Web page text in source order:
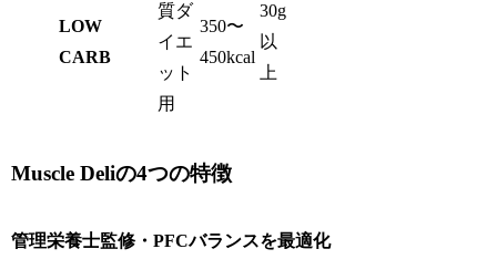
LOW
CARB
質ダ
イエ
ット
用
350〜
450kcal
30g
以
上
Muscle Deliの4つの特徴
管理栄養士監修・PFCバランスを最適化